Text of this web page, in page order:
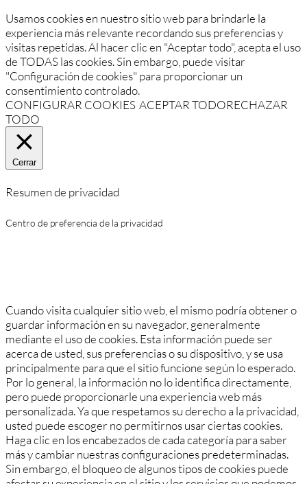
Usamos cookies en nuestro sitio web para brindarle la
experiencia más relevante recordando sus preferencias y
visitas repetidas. Al hacer clic en "Aceptar todo", acepta el uso
de TODAS las cookies. Sin embargo, puede visitar
"Configuración de cookies" para proporcionar un
consentimiento controlado.
CONFIGURAR COOKIES ACEPTAR TODORECHAZAR
TODO
Cerrar
Resumen de privacidad
Centro de preferencia de la privacidad
Cuando visita cualquier sitio web, el mismo podría obtener o
guardar información en su navegador, generalmente
mediante el uso de cookies. Esta información puede ser
acerca de usted, sus preferencias o su dispositivo, y se usa
principalmente para que el sitio funcione según lo esperado.
Por lo general, la información no lo identifica directamente,
pero puede proporcionarle una experiencia web más
personalizada. Ya que respetamos su derecho a la privacidad,
usted puede escoger no permitirnos usar ciertas cookies.
Haga clic en los encabezados de cada categoría para saber
más y cambiar nuestras configuraciones predeterminadas.
Sin embargo, el bloqueo de algunos tipos de cookies puede